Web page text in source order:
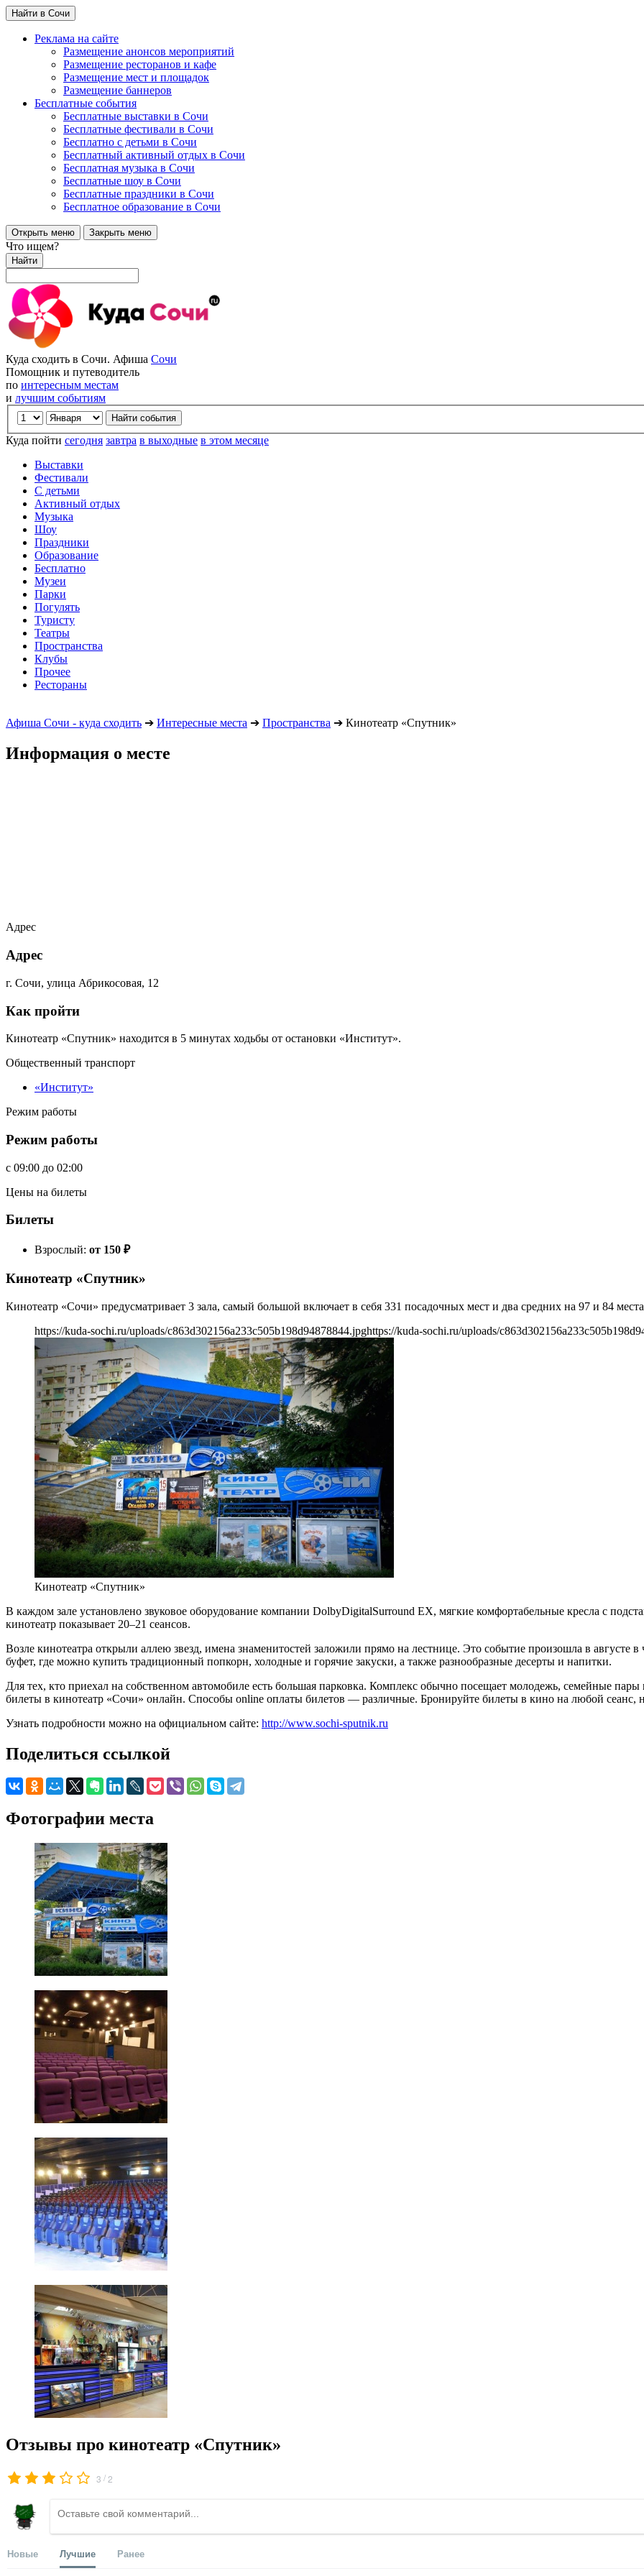
Найти в Сочи
Реклама на сайте
Размещение анонсов мероприятий
Размещение ресторанов и кафе
Размещение мест и площадок
Размещение баннеров
Бесплатные события
Бесплатные выставки в Сочи
Бесплатные фестивали в Сочи
Бесплатно с детьми в Сочи
Бесплатный активный отдых в Сочи
Бесплатная музыка в Сочи
Бесплатные шоу в Сочи
Бесплатные праздники в Сочи
Бесплатное образование в Сочи
Открыть меню Закрыть меню
Что ищем?
Найти
Куда сходить в Сочи. Афиша Сочи
Помощник и путеводитель
по интересным местам
и лучшим событиям
Куда пойти сегодня завтра в выходные в этом месяце
Выставки
Фестивали
С детьми
Активный отдых
Музыка
Шоу
Праздники
Образование
Бесплатно
Музеи
Парки
Погулять
Туристу
Театры
Пространства
Клубы
Прочее
Рестораны
Афиша Сочи - куда сходить ➔ Интересные места ➔ Пространства ➔ Кинотеатр «Спутник»
Информация о месте
Адрес
Адрес
г. Сочи, улица Абрикосовая, 12
Как пройти
Кинотеатр «Спутник» находится в 5 минутах ходьбы от остановки «Институт».
Общественный транспорт
«Институт»
Режим работы
Режим работы
c 09:00 до 02:00
Цены на билеты
Билеты
Взрослый: от 150 ₽
Кинотеатр «Спутник»
Кинотеатр «Сочи» предусматривает 3 зала, самый большой включает в себя 331 посадочных мест и два средних на 97 и 84
https://kuda-sochi.ru/uploads/c863d302156a233c505b198d94878844.jpghttps://kuda-sochi.ru/uploads/
Кинотеатр «Спутник»
В каждом зале установлено звуковое оборудование компании DolbyDigitalSurround EX, мягкие комфортабельные кресла с
кинотеатр показывает 20–21 сеансов.
Возле кинотеатра открыли аллею звезд, имена знаменитостей заложили прямо на лестнице. Это событие произошла в августе
буфет, где можно купить традиционный попкорн, холодные и горячие закуски, а также разнообразные десерты и напитки.
Для тех, кто приехал на собственном автомобиле есть большая парковка. Комплекс обычно посещает молодежь, семейные
билеты в кинотеатр «Сочи» онлайн. Способы online оплаты билетов — различные. Бронируйте билеты в кино на любой сеанс,
Узнать подробности можно на официальном сайте: http://www.sochi-sputnik.ru
Поделиться ссылкой
Фотографии места
Отзывы про кинотеатр «Спутник»
3 /2
Новые Лучшие Ранее